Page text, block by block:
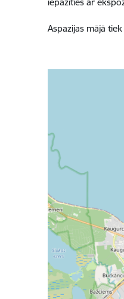
iepazīties ar
Aspazijas mājā